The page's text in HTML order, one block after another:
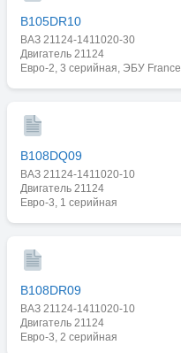
B105DR10
ВАЗ 21124-1411020-30
Двигатель 21124
Евро-2, 3 серийная, ЭБУ France
B108DQ09
ВАЗ 21124-1411020-10
Двигатель 21124
Евро-3, 1 серийная
B108DR09
ВАЗ 21124-1411020-10
Двигатель 21124
Евро-3, 2 серийная